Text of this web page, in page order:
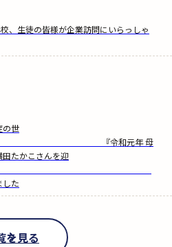
、生徒の皆様が企業訪問にいらっしゃ
の世
和元年 母
たかこさんを迎
した
を見る